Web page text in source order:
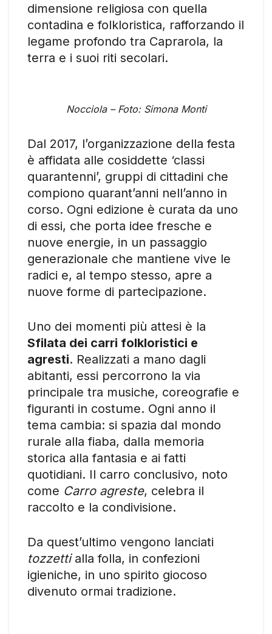
dimensione religiosa con quella
contadina e folkloristica, rafforzando il
legame profondo tra Caprarola, la
terra e i suoi riti secolari.
Nocciola – Foto: Simona Monti
Dal 2017, l’organizzazione della festa
è affidata alle cosiddette ‘classi
quarantenni’, gruppi di cittadini che
compiono quarant’anni nell’anno in
corso. Ogni edizione è curata da uno
di essi, che porta idee fresche e
nuove energie, in un passaggio
generazionale che mantiene vive le
radici e, al tempo stesso, apre a
nuove forme di partecipazione.
Uno dei momenti più attesi è la
Sfilata dei carri folkloristici e
agresti. Realizzati a mano dagli
abitanti, essi percorrono la via
principale tra musiche, coreografie e
figuranti in costume. Ogni anno il
tema cambia: si spazia dal mondo
rurale alla fiaba, dalla memoria
storica alla fantasia e ai fatti
quotidiani. Il carro conclusivo, noto
come Carro agreste, celebra il
raccolto e la condivisione.
Da quest’ultimo vengono lanciati
tozzettialla folla, in confezioni
igieniche, in uno spirito giocoso
divenuto ormai tradizione.